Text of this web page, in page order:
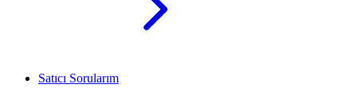
Satıcı Sorularım